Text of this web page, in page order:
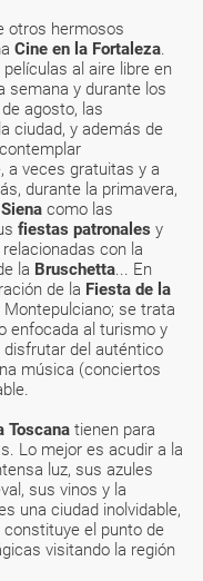
otros hermosos
Cine en la Fortaleza.
al aire libre en
semana y durante los
agosto, las
ciudad, y además de
a veces gratuitas y a
durante la primavera,
Siena como las
fiestas patronales y
con la
la Bruschetta... En
de la Fiesta de la
se trata
enfocada al turismo y
del auténtico
música (conciertos
Toscana tienen para
Lo mejor es acudir a la
luz, sus azules
sus vinos y la
una ciudad inolvidable,
el punto de
visitando la región